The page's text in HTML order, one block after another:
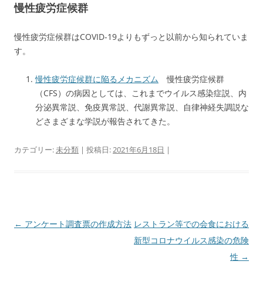
慢性疲労症候群
慢性疲労症候群はCOVID-19よりもずっと以前から知られていま
す。
慢性疲労症候群に陥るメカニズム 慢性疲労症候群
（CFS）の病因としては、これまでウイルス感染症説、内
分泌異常説、免疫異常説、代謝異常説、自律神経失調説な
どさまざまな学説が報告されてきた。
カテゴリー:未分類 | 投稿日:2021年6月18日 |
投
← アンケート調査票の作成方法 レストラン等での会食における
新型コロナウイルス感染の危険
性 →